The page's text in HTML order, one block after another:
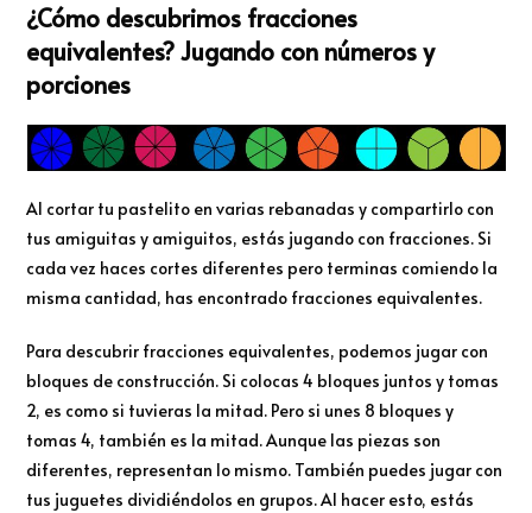
¿Cómo descubrimos fracciones
equivalentes? Jugando con números y
porciones
Al cortar tu pastelito en varias rebanadas y compartirlo con
tus amiguitas y amiguitos, estás jugando con fracciones. Si
cada vez haces cortes diferentes pero terminas comiendo la
misma cantidad, has encontrado fracciones equivalentes.
Para descubrir fracciones equivalentes, podemos jugar con
bloques de construcción. Si colocas 4 bloques juntos y tomas
2, es como si tuvieras la mitad. Pero si unes 8 bloques y
tomas 4, también es la mitad. Aunque las piezas son
diferentes, representan lo mismo. También puedes jugar con
tus juguetes dividiéndolos en grupos. Al hacer esto, estás